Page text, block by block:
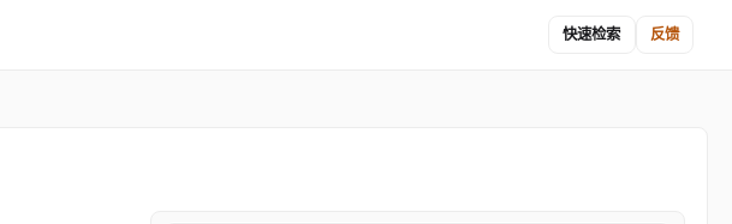
快速检索 反馈